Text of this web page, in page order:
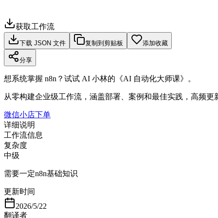
获取工作流
下载 JSON 文件 复制到剪贴板 添加收藏
分享
想系统掌握 n8n？试试 AI 小林的《AI 自动化大师课》。
从零构建企业级工作流，涵盖部署、案例和最佳实践，高频更
微信小店下单
详细说明
工作流信息
复杂度
中级
需要一定n8n基础知识
更新时间
2026/5/22
翻译者